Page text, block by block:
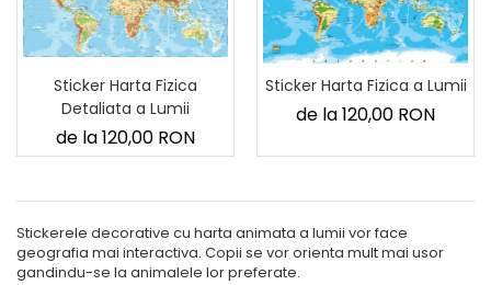
Sticker Harta Fizica
Detaliata a Lumii
de la 120,00 RON
Sticker Harta Fizica a Lumii
de la 120,00 RON
Stickerele decorative cu harta animata a lumii vor face
geografia mai interactiva. Copii se vor orienta mult mai usor
gandindu-se la animalele lor preferate.